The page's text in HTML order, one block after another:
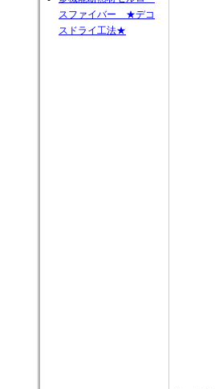
スファイバー ★デコ
スドライ工法★